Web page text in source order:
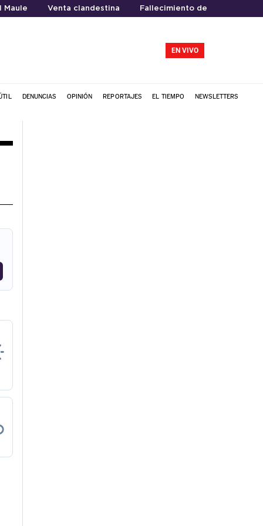
Maule Venta clandestina Fallecimiento de Jorge Messi
EN VIVO
DENUNCIAS OPINIÓN REPORTAJES EL TIEMPO NEWSLETTERS